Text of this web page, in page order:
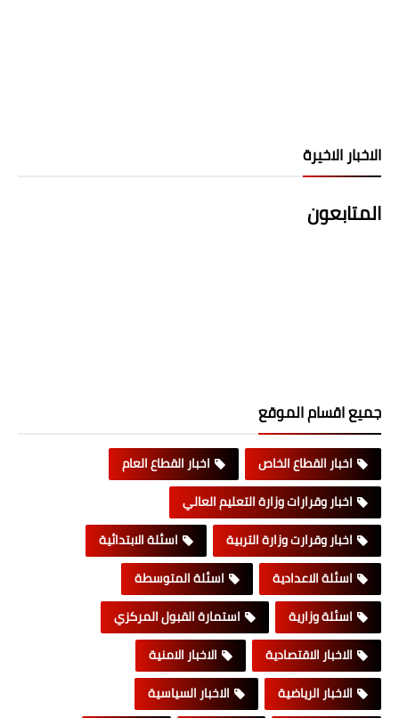
الاخبار الاخيرة
المتابعون
جميع اقسام الموقع
اخبار القطاع الخاص
اخبار القطاع العام
اخبار وقرارات وزارة التعليم العالي
اخبار وقرارت وزارة التربية
اسئلة الابتدائية
اسئلة الاعدادية
اسئلة المتوسطة
اسئلة وزارية
استمارة القبول المركزي
الاخبار الاقتصادية
الاخبار الامنية
الاخبار الرياضية
الاخبار السياسية